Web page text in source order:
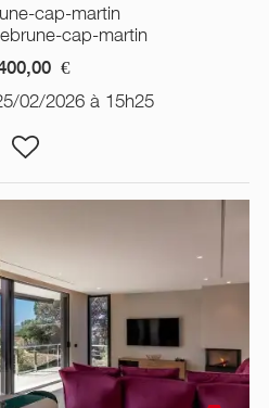
cap-martin
cap-martin
€
02/2026 à 15h25